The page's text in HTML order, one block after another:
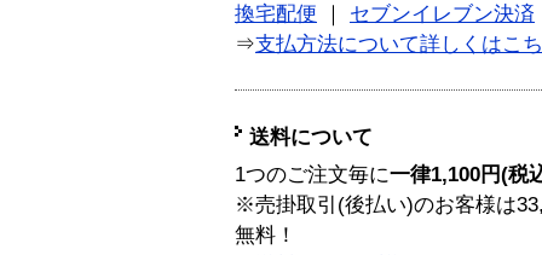
換宅配便
セブンイレブン決済
⇒支払方法について詳しくはこ
送料について
1つのご注文毎に一律1,100円(税
※売掛取引(後払い)のお客様は
無料！